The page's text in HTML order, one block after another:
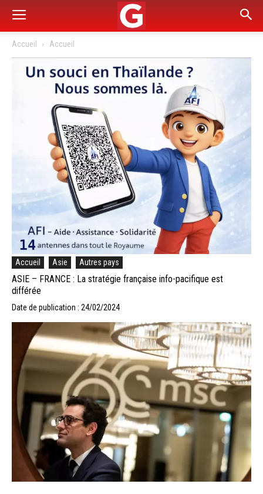
Accueil Accueil
Accueil Asie Autres pays
ASIE – FRANCE : La stratégie française info-pacifique est
différée
Date de publication : 24/02/2024